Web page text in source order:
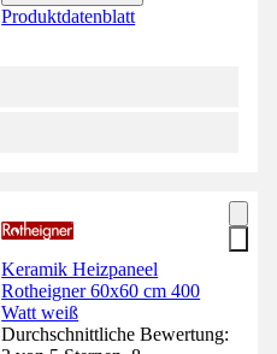
Produktdatenblatt
Keramik Heizpaneel
Rotheigner 60x60 cm 400
Watt weiß
Durchschnittliche Bewertung: